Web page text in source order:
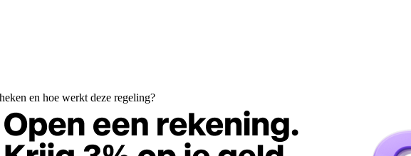
en hoe werkt deze regeling?